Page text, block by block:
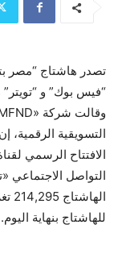
تصدر هاشتاج “مصر
“فيس بوك” و
التسويقية
الافتتاح الرسمي
التواصل الاجتماعي
للهاشتاج بنهاية اليوم.